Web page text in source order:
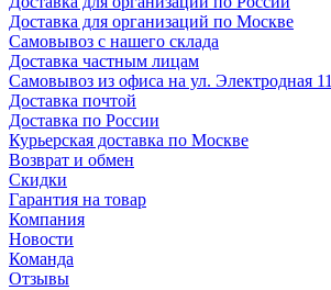
Доставка для организаций по Москве
Самовывоз с нашего склада
Доставка частным лицам
Самовывоз из офиса на ул. Электродная 11
Доставка почтой
Доставка по России
Курьерская доставка по Москве
Возврат и обмен
Скидки
Гарантия на товар
Компания
Новости
Команда
Отзывы